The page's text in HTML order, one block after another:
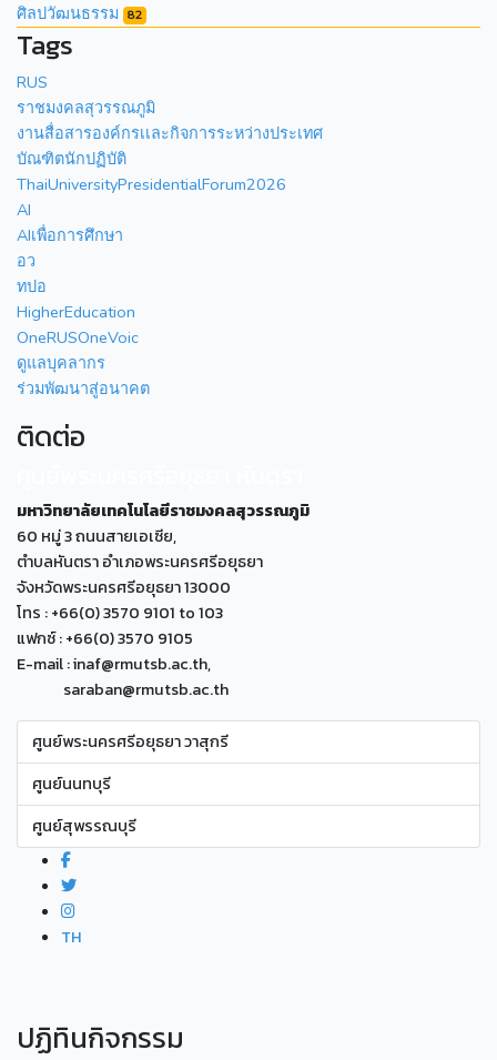
ศิลปวัฒนธรรม 82
Tags
RUS
ราชมงคลสุวรรณภูมิ
งานสื่อสารองค์กรเเละกิจการระหว่างประเทศ
บัณฑิตนักปฏิบัติ
ThaiUniversityPresidentialForum2026
AI
AIเพื่อการศึกษา
อว
ทปอ
HigherEducation
OneRUSOneVoic
ดูแลบุคลากร
ร่วมพัฒนาสู่อนาคต
ติดต่อ
มหาวิทยาลัยเทคโนโลยีราชมงคลสุวรรณภูมิ
60 หมู่ 3 ถนนสายเอเซีย,
ตำบลหันตรา อำเภอพระนครศรีอยุธยา
จังหวัดพระนครศรีอยุธยา 13000
โทร : +66(0) 3570 9101 to 103
แฟกซ์ : +66(0) 3570 9105
E-mail : inaf@rmutsb.ac.th,
saraban@rmutsb.ac.th
ศูนย์พระนครศรีอยุธยา วาสุกรี
ศูนย์นนทบุรี
ศูนย์สุพรรณบุรี
TH
ปฏิทินกิจกรรม